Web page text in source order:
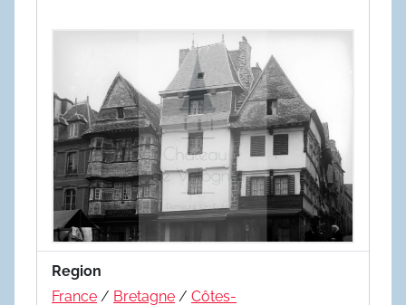
Region
France / Bretagne / Côtes-